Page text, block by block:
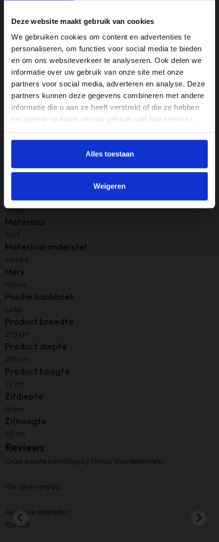
Deze website maakt gebruik van cookies
We gebruiken cookies om content en advertenties te
personaliseren, om functies voor social media te bieden
en om ons websiteverkeer te analyseren. Ook delen we
informatie over uw gebruik van onze site met onze
partners voor social media, adverteren en analyse. Deze
partners kunnen deze gegevens combineren met andere
informatie die u aan ze heeft verstrekt of die ze hebben
verzameld op basis van uw gebruik van hun services.
Alles toestaan
Weigeren
Uitgevoerd in een stijlvolle en tijdloze beige kleur
Comfortabele zitting en rugleuning voor dagelijks gebruik
Duurzame polyester bekleding met een stevig stalen frame
Linkerhoek opstelling, geschikt voor diverse woonruimtes
Met de Haluta Hoekbank Breda haal je een comfortabele en
stijlvolle bank in huis die perfect aansluit bij jouw interieur.
Specificaties
Aantal zitplekken
Armleuninghoogte
Kleur
Beige
Materiaal
Stof
Materiaal onderstel
Metaal
Merk
Haluta
Positie bankhoek
Links
Product breedte
275 cm
Product diepte
210 cm
Product hoogte
77 cm
Zitdiepte
61 cm
Zithoogte
45 cm
Reviews
Onze eerste bestelling bij Timco Voordeelmarkt.
We zijn er erg blij.
Absolute aanrader!
Ronald